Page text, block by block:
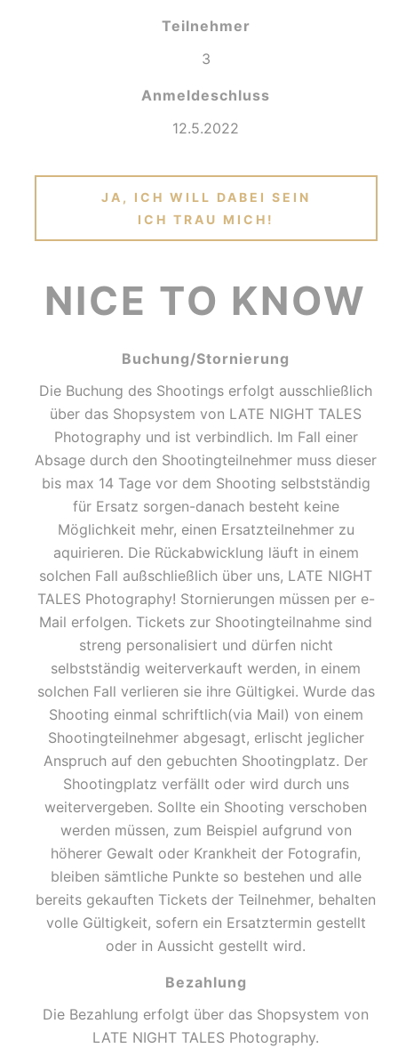
Teilnehmer
3
Anmeldeschluss
12.5.2022
JA, ICH WILL DABEI SEIN
ICH TRAU MICH!
NICE TO KNOW
Buchung/Stornierung
Die Buchung des Shootings erfolgt ausschließlich
über das Shopsystem von LATE NIGHT TALES
Photography und ist verbindlich. Im Fall einer
Absage durch den Shootingteilnehmer muss dieser
bis max 14 Tage vor dem Shooting selbstständig
für Ersatz sorgen-danach besteht keine
Möglichkeit mehr, einen Ersatzteilnehmer zu
aquirieren. Die Rückabwicklung läuft in einem
solchen Fall außschließlich über uns, LATE NIGHT
TALES Photography! Stornierungen müssen per e-
Mail erfolgen. Tickets zur Shootingteilnahme sind
streng personalisiert und dürfen nicht
selbstständig weiterverkauft werden, in einem
solchen Fall verlieren sie ihre Gültigkei. Wurde das
Shooting einmal schriftlich(via Mail) von einem
Shootingteilnehmer abgesagt, erlischt jeglicher
Anspruch auf den gebuchten Shootingplatz. Der
Shootingplatz verfällt oder wird durch uns
weitervergeben. Sollte ein Shooting verschoben
werden müssen, zum Beispiel aufgrund von
höherer Gewalt oder Krankheit der Fotografin,
bleiben sämtliche Punkte so bestehen und alle
bereits gekauften Tickets der Teilnehmer, behalten
volle Gültigkeit, sofern ein Ersatztermin gestellt
oder in Aussicht gestellt wird.
Bezahlung
Die Bezahlung erfolgt über das Shopsystem von
LATE NIGHT TALES Photography.